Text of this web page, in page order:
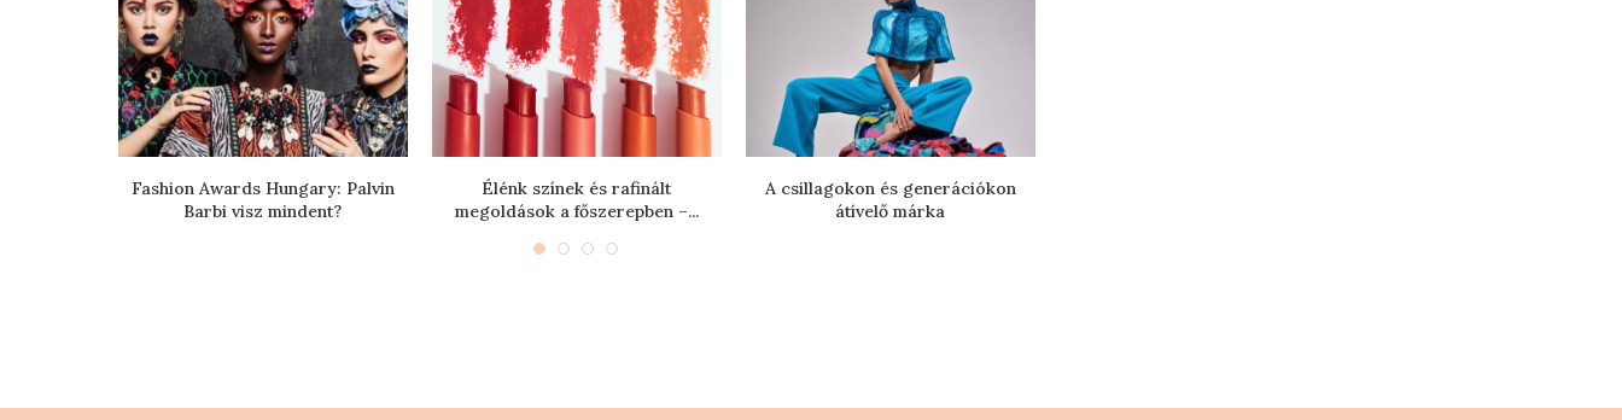
Fashion Awards Hungary: Palvin
Barbi visz mindent?
Élénk színek és rafinált
megoldások a főszerepben –...
A csillagokon és generációkon
átívelő márka